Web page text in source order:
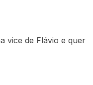
vice de Flávio e quer